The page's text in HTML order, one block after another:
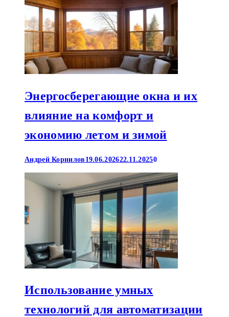
Энергосберегающие окна и их
влияние на комфорт и
экономию летом и зимой
Андрей Корнилов 19.06.202622.11.20250
Использование умных
технологий для автоматизации